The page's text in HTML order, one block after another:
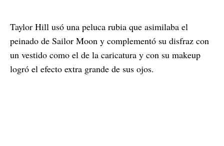
Taylor Hill usó una peluca rubia que asimilaba el
peinado de Sailor Moon y complementó su disfraz con
un vestido como el de la caricatura y con su makeup
logró el efecto extra grande de sus ojos.